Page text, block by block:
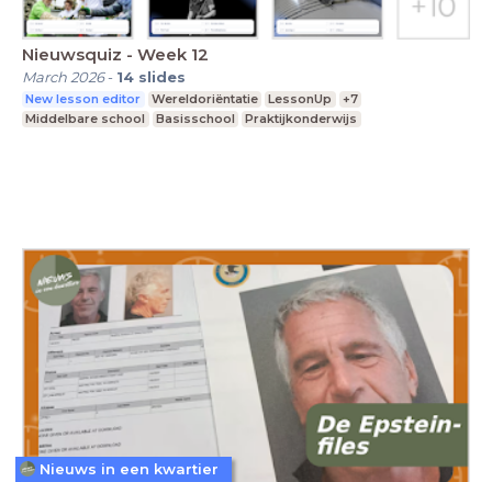
Nieuwsquiz - Week 12
March 2026- 14 slides
New lesson editor Wereldoriëntatie LessonUp
+7
Middelbare school
Basisschool Praktijkonderwijs
Nieuws in een kwartier